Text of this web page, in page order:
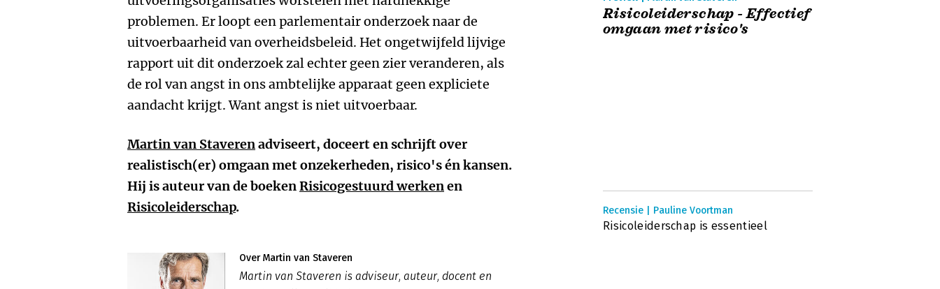
problemen. Er loopt een parlementair onderzoek naar de
uitvoerbaarheid van overheidsbeleid. Het ongetwijfeld lijvige
rapport uit dit onderzoek zal echter geen zier veranderen, als
de rol van angst in ons ambtelijke apparaat geen expliciete
aandacht krijgt. Want angst is niet uitvoerbaar.
Martin van Staverenadviseert, doceert en schrijft over
realistisch(er) omgaan met onzekerheden, risico's én kansen.
Hij is auteur van de boekenRisicogestuurd werkenen
Risicoleiderschap.
Over Martin van Staveren
Martin van Staveren is adviseur, auteur, docent en
Risicoleiderschap - Effectief
omgaan met risico's
Recensie | Pauline Voortman
Risicoleiderschap is essentieel